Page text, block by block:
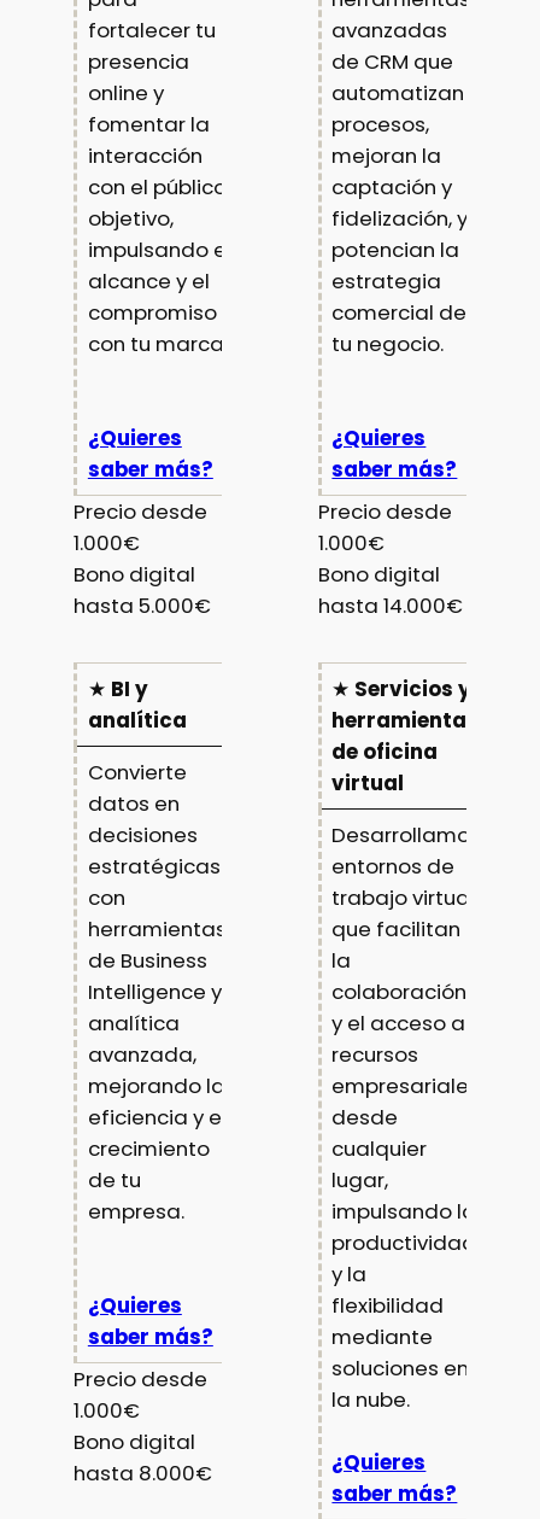
fortalecer tu
presencia
online y
fomentar la
interacción
con el público
objetivo,
impulsando el
alcance y el
compromiso
con tu marca.
¿Quieres
saber más?
Precio desde
1.000€
Bono digital
hasta 5.000€
avanzadas
de CRM que
automatizan
procesos,
mejoran la
captación y
fidelización, y
potencian la
estrategia
comercial de
tu negocio.
¿Quieres
saber más?
Precio desde
1.000€
Bono digital
hasta 14.000€
★ BI y
analítica
Convierte
datos en
decisiones
estratégicas
con
herramientas
de Business
Intelligence y
analítica
avanzada,
mejorando la
eficiencia y el
crecimiento
de tu
empresa.
¿Quieres
saber más?
Precio desde
1.000€
Bono digital
hasta 8.000€
★ Servicios y
herramientas
de oficina
virtual
Desarrollamos
entornos de
trabajo virtual
que facilitan
la
colaboración
y el acceso a
recursos
empresariales
desde
cualquier
lugar,
impulsando la
productividad
y la
flexibilidad
mediante
soluciones en
la nube.
¿Quieres
saber más?